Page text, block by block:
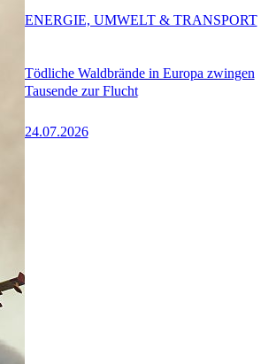
Tödliche Waldbrände in Europa zwingen
Tausende zur Flucht
24.07.2026
ENERGIE, UMWELT & TRANSPORT